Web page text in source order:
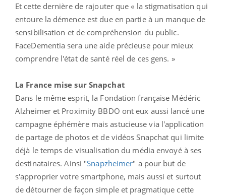
Et cette dernière de rajouter que « la stigmatisation qui
entoure la démence est due en partie à un manque de
sensibilisation et de compréhension du public.
FaceDementia sera une aide précieuse pour mieux
comprendre l'état de santé réel de ces gens. »
La France mise sur Snapchat
Dans le même esprit, la Fondation française Médéric
Alzheimer et Proximity BBDO ont eux aussi lancé une
campagne éphémère mais astucieuse via l'application
de partage de photos et de vidéos Snapchat qui limite
déjà le temps de visualisation du média envoyé à ses
destinataires. Ainsi "Snapzheimer" a pour but de
s'approprier votre smartphone, mais aussi et surtout
de détourner de façon simple et pragmatique cette